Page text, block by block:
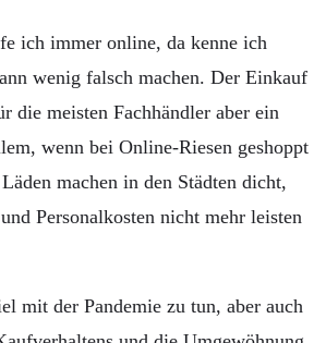
ich immer online, da kenne ich
wenig falsch machen. Der Einkauf
die meisten Fachhändler aber ein
wenn bei Online-Riesen geshoppt
machen in den Städten dicht,
Personalkosten nicht mehr leisten
mit der Pandemie zu tun, aber auch